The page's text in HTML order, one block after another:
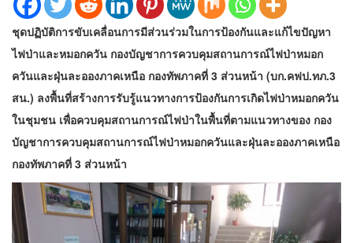
ชุดปฏิบัติการขับเคลื่อนการมีส่วนร่วมในการป้องกันและแก้ไขปัญหา
ไฟป่าและหมอกควัน กองบัญชาการควบคุมสถานการณ์ไฟป่าหมอก
ควันและฝุ่นละอองภาคเหนือ กองทัพภาคที่ 3 ส่วนหน้า (บก.คฟป.ทภ.3
สน.) ลงพื้นที่สร้างการรับรู้แนวทางการป้องกันการเกิดไฟป่าหมอกควัน
ในชุมชน เพื่อควบคุมสถานการณ์ไฟป่าในพื้นที่ตามแนวทางของ กอง
บัญชาการควบคุมสถานการณ์ไฟป่าหมอกควันและฝุ่นละอองภาคเหนือ
กองทัพภาคที่ 3 ส่วนหน้า